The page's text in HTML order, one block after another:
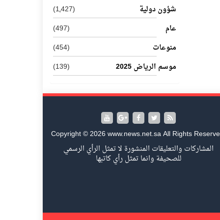
شؤون دولية
(1٬427)
عام
(497)
منوعات
(454)
موسم الرياض 2025
(139)
Copyright © 2026 www.news.net.sa All Rights
المشاركات والتعليقات المنشورة لا تمثل الرأي الرسمي
للصحيفة وانما تمثل رأي كاتبها